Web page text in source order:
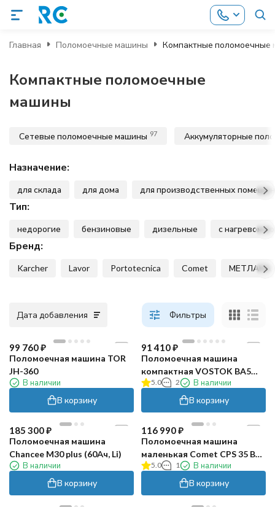
Главная Поломоечные машины Компактные поломоечные
Компактные поломоечные
машины
Сетевые поломоечные машины 97 Аккумуляторные
Назначение:
для склада для дома для производственных
Тип:
недорогие бензиновые дизельные с нагревом
Бренд:
Karcher Lavor Portotecnica Comet МЕТЛАНА
Дата добавления Фильтры
99 760₽
Поломоечная машина TOR
JH-360
В наличии
В корзину
91 410₽
Поломоечная машина
компактная VOSTOK BA5
(6Ач, Li)
5.0 2 В наличии
В корзину
185 300₽
Поломоечная машина
Chancee M30 plus (60Ач, Li)
В наличии
В корзину
116 990₽
Поломоечная машина
маленькая Comet CPS 35 BX
Li 5.0 1 В наличии
В корзину